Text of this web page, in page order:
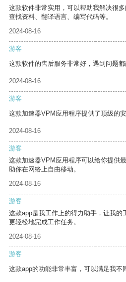
这款软件非常实用，可以帮助我解决很
查找资料、翻译语言、编写代码等。
2024-08-16
游客
这款软件的售后服务非常好，遇到问题都
2024-08-16
游客
这款加速器VPM应用程序提供了顶级的
2024-08-16
游客
这款加速器VPM应用程序可以给你提供
助你在网络上自由移动。
2024-08-16
游客
这款app是我工作上的得力助手，让我的
更轻松地完成工作任务。
2024-08-16
游客
这款app的功能非常丰富，可以满足我不